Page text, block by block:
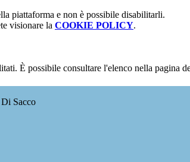
piattaforma e non è possibile disabilitarli.
visionare la COOKIE POLICY.
È possibile consultare l'elenco nella pagina
Sacco